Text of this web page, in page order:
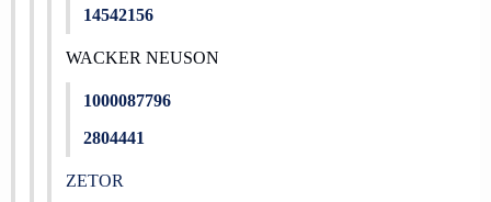
14542156
WACKER NEUSON
1000087796
2804441
ZETOR